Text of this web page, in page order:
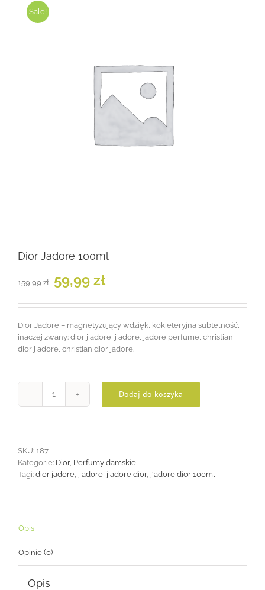
Sale!
Dior Jadore 100ml
159,99zł
Pierwotna
cena
159,99 zł.
59,99 złcena
59,99 zł.
Dior Jadore – magnetyzujący wdzięk, kokieteryjna subtelność,
inaczej zwany: dior j adore, j adore, jadore perfume, christian
dior j adore, christian dior jadore.
ilość
Dodaj do koszyka
SKU: 187
Kategorie: Dior, Perfumy damskie
Tagi: dior jadore, j adore, j adore dior, j'adore dior 100ml
Opis
Opinie (0)
Opis